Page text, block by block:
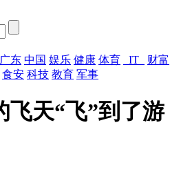
广东 中国 娱乐 健康 体育 IT
财富
食安 科技 教育 军事
飞天“飞”到了游